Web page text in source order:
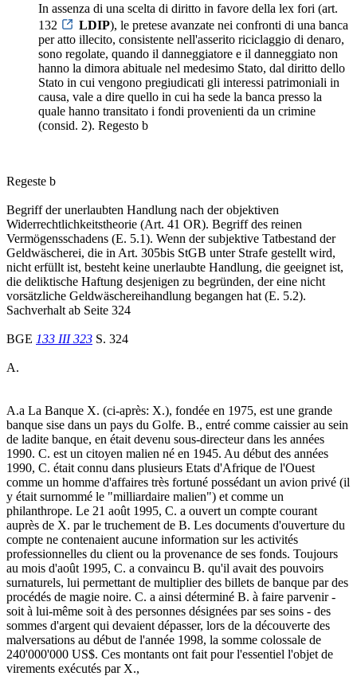
In assenza di una scelta di diritto in favore della lex fori (art.
132
LDIP), le pretese avanzate nei confronti di una banca
per atto illecito, consistente nell'asserito riciclaggio di denaro,
sono regolate, quando il danneggiatore e il danneggiato non
hanno la dimora abituale nel medesimo Stato, dal diritto dello
Stato in cui vengono pregiudicati gli interessi patrimoniali in
causa, vale a dire quello in cui ha sede la banca presso la
quale hanno transitato i fondi provenienti da un crimine
(consid. 2). Regesto b
Regeste b
Begriff der unerlaubten Handlung nach der objektiven
Widerrechtlichkeitstheorie (Art. 41 OR). Begriff des reinen
Vermögensschadens (E. 5.1). Wenn der subjektive Tatbestand der
Geldwäscherei, die in Art. 305bis StGB unter Strafe gestellt wird,
nicht erfüllt ist, besteht keine unerlaubte Handlung, die geeignet ist,
die deliktische Haftung desjenigen zu begründen, der eine nicht
vorsätzliche Geldwäschereihandlung begangen hat (E. 5.2).
Sachverhalt ab Seite 324
BGE 133 III 323 S. 324
A.
A.a La Banque X. (ci-après: X.), fondée en 1975, est une grande
banque sise dans un pays du Golfe. B., entré comme caissier au sein
de ladite banque, en était devenu sous-directeur dans les années
1990. C. est un citoyen malien né en 1945. Au début des années
1990, C. était connu dans plusieurs Etats d'Afrique de l'Ouest
comme un homme d'affaires très fortuné possédant un avion privé (il
y était surnommé le "milliardaire malien") et comme un
philanthrope. Le 21 août 1995, C. a ouvert un compte courant
auprès de X. par le truchement de B. Les documents d'ouverture du
compte ne contenaient aucune information sur les activités
professionnelles du client ou la provenance de ses fonds. Toujours
au mois d'août 1995, C. a convaincu B. qu'il avait des pouvoirs
surnaturels, lui permettant de multiplier des billets de banque par des
procédés de magie noire. C. a ainsi déterminé B. à faire parvenir -
soit à lui-même soit à des personnes désignées par ses soins - des
sommes d'argent qui devaient dépasser, lors de la découverte des
malversations au début de l'année 1998, la somme colossale de
240'000'000 US$. Ces montants ont fait pour l'essentiel l'objet de
virements exécutés par X.,